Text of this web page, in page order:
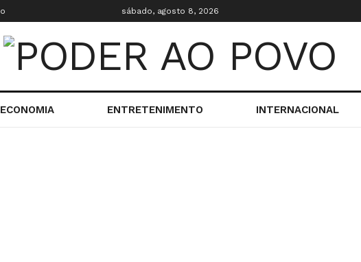
sábado, agosto 8, 2026
ECONOMIA ENTRETENIMENTO INTERNACIONAL